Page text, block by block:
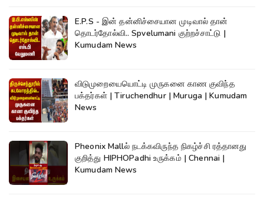
E.P.S - இன் தன்னிச்சையான முடிவால் தான்
தொடர்தோல்வி.. Spvelumani குற்றச்சாட்டு |
Kumudam News
விடுமுறையையொட்டி முருகனை காண குவிந்த
பக்தர்கள் | Tiruchendhur | Muruga | Kumudam
News
Pheonix Mallல் நடக்கவிருந்த நிகழ்ச்சி ரத்தானது
குறித்து HIPHOPadhi உருக்கம் | Chennai |
Kumudam News